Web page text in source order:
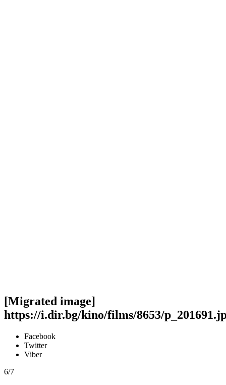
[Migrated image]
https://i.dir.bg/kino/films/8653/
Facebook
Twitter
Viber
6/7